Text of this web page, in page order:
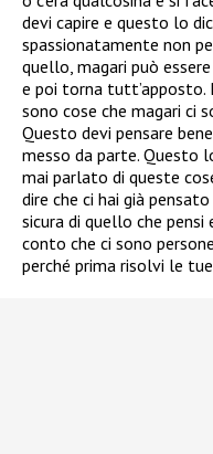
devi capire e questo lo
spassionatamente non
quello, magari può
e poi torna tutt’apposto.
sono cose che magari ci
Questo devi pensare
messo da parte. Questo
mai parlato di queste
dire che ci hai già
sicura di quello che
conto che ci sono
perché prima risolvi le